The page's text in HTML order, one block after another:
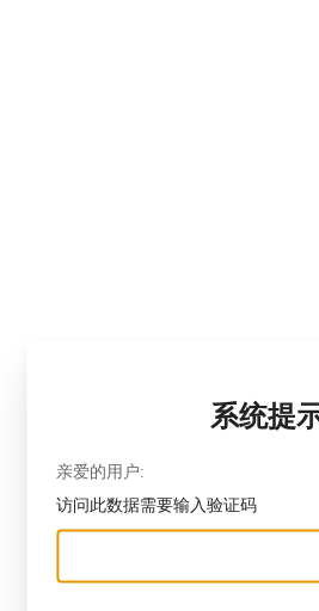
系统提
亲爱的用户:
访问此数据需要输入验证码